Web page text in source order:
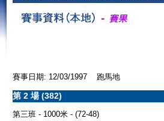
賽事日期: 12/03/1997 跑馬地
第 2 場 (382)
第三班 - 1000米 - (72-48)